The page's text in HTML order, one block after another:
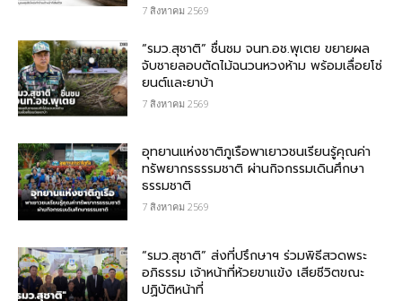
7 สิงหาคม 2569
“รมว.สุชาติ” ชื่นชม​ จนท.อช.พุเตย​ ขยายผล
จับชายลอบตัดไม้ฉนวนหวงห้าม พร้อมเลื่อยโซ่
ยนต์และยาบ้า
7 สิงหาคม 2569
อุทยานแห่งชาติภูเรือพาเยาวชนเรียนรู้คุณค่า
ทรัพยากรธรรมชาติ ผ่านกิจกรรมเดินศึกษา
ธรรมชาติ
7 สิงหาคม 2569
“รมว.สุชาติ” ส่งที่ปรึกษาฯ ร่วมพิธีสวดพระ
อภิธรรม เจ้าหน้าที่ห้วยขาแข้ง เสียชีวิตขณะ
ปฏิบัติหน้าที่